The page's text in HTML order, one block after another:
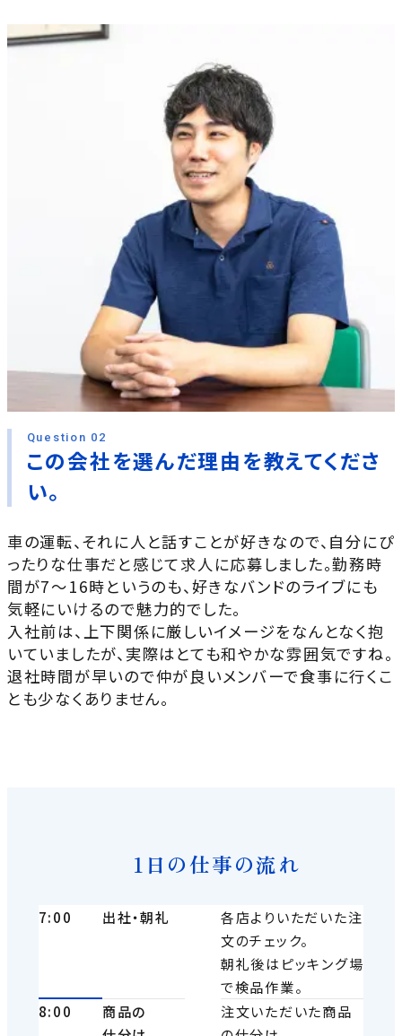
Question 02
この会社を選んだ理由を教えてくださ
い。
車の運転、それに人と話すことが好きなので、自分にぴ
ったりな仕事だと感じて求人に応募しました。勤務時
間が7～16時というのも、好きなバンドのライブにも
気軽にいけるので魅力的でした。
入社前は、上下関係に厳しいイメージをなんとなく抱
いていましたが、実際はとても和やかな雰囲気ですね。
退社時間が早いので仲が良いメンバーで食事に行くこ
とも少なくありません。
1日の仕事の流れ
7:00 出社・朝礼
各店よりいただいた注
文のチェック。
朝礼後はピッキング場
で検品作業。
8:00
商品の
注文いただいた商品